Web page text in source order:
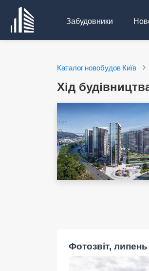
Забудовники
Каталог новобудов Київ
Хід
Фотозвіт,